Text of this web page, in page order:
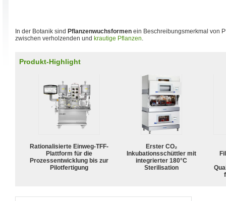
In der Botanik sind Pflanzenwuchsformen ein Beschreibungsmerkmal von
zwischen verholzenden und krautige Pflanzen.
Produkt-Highlight
Rationalisierte Einweg-TFF-
Plattform für die
Prozessentwicklung bis zur
Pilotfertigung
Erster CO₂
Inkubationsschüttler mit
integrierter 180°C
Sterilisation